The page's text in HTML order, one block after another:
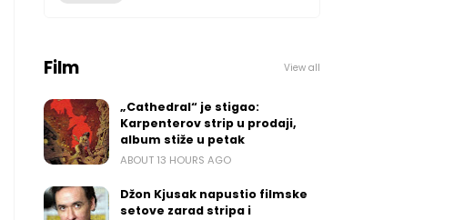
Film View all
„Cathedral“ je stigao:
Karpenterov strip u prodaji,
album stiže u petak
ABOUT 13 HOURS AGO
Džon Kjusak napustio filmske
setove zarad stripa i